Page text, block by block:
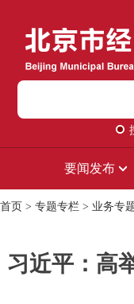
要闻发布
首页 > 专题专栏 > 业务专
习近平：高